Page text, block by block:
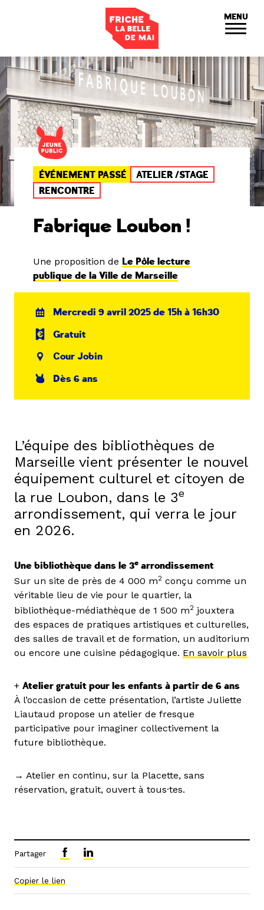
MENU
ÉVÉNEMENT PASSÉ
ATELIER /STAGE
RENCONTRE
Fabrique Loubon !
Une proposition de Le Pôle lecture
publique de la Ville de Marseille
Mercredi 9 avril 2025 de 15h à 16h30
Gratuit
Cour Jobin
Dès 6 ans
L’équipe des bibliothèques de
Marseille vient présenter le nouvel
équipement culturel et citoyen de
la rue Loubon, dans le 3e
arrondissement, qui verra le jour
en 2026.
Une bibliothèque dans le 3e arrondissement
Sur un site de près de 4 000 m2 conçu comme un
véritable lieu de vie pour le quartier, la
bibliothèque-médiathèque de 1 500 m2 jouxtera
des espaces de pratiques artistiques et culturelles,
des salles de travail et de formation, un auditorium
ou encore une cuisine pédagogique. En savoir plus
+ Atelier gratuit pour les enfants à partir de 6 ans
À l’occasion de cette présentation, l’artiste Juliette
Liautaud propose un atelier de fresque
participative pour imaginer collectivement la
future bibliothèque.
→ Atelier en continu, sur la Placette, sans
réservation, gratuit, ouvert à tous·tes.
Partager
Copier le lien
Panneau de gestion des cookies